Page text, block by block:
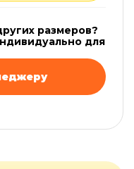
размеров?
для